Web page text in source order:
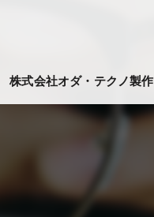
株式会社オダ・テクノ製